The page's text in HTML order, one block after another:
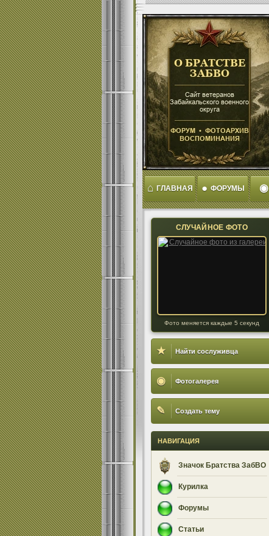
⌂ ГЛАВНАЯ ● ФОРУМЫ ◉
СЛУЧАЙНОЕ ФОТО
Фото меняется каждые 5 секунд
★ Найти сослуживца
◉ Фотогалерея
✎ Создать тему
НАВИГАЦИЯ
Значок Братства ЗабВО
Курилка
Форумы
Статьи